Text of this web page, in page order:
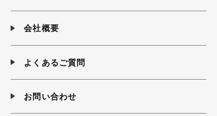
会社概要
よくあるご質問
お問い合わせ